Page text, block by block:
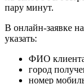
пару минут.
В онлайн-заявке
указать:
ФИО
город
номер